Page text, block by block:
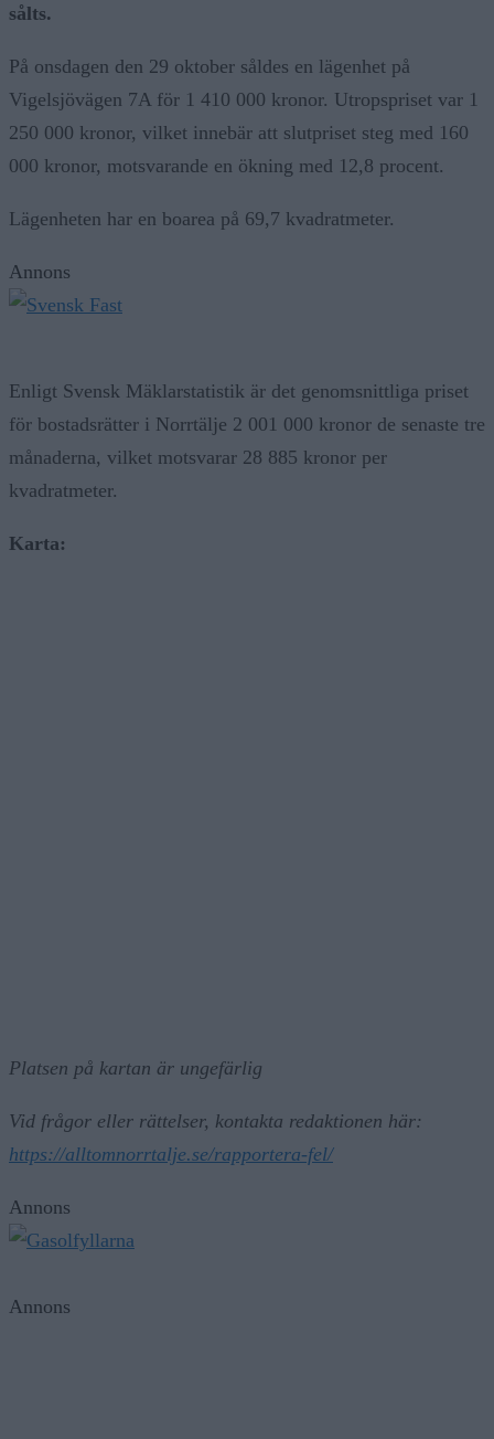
sålts.
På onsdagen den 29 oktober såldes en lägenhet på
Vigelsjövägen 7A för 1 410 000 kronor. Utropspriset var 1
250 000 kronor, vilket innebär att slutpriset steg med 160
000 kronor, motsvarande en ökning med 12,8 procent.
Lägenheten har en boarea på 69,7 kvadratmeter.
Annons
Enligt Svensk Mäklarstatistik är det genomsnittliga priset
för bostadsrätter i Norrtälje 2 001 000 kronor de senaste tre
månaderna, vilket motsvarar 28 885 kronor per
kvadratmeter.
Karta:
Platsen på kartan är ungefärlig
Vid frågor eller rättelser, kontakta redaktionen här:
https://alltomnorrtalje.se/rapportera-fel/
Annons
Annons